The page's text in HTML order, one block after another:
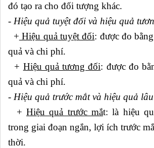
đó tạo ra cho đối tượng khác.
- Hiệu quả tuyệt đối và hiệu quả
+ Hiệu quả tuyệt đối: được đo
quả và chi phí.
+ Hiệu quả tương đối: được đo
quả và chi phí.
- Hiệu quả trước mắt và hiệu quả
+ Hiệu quả trước mắt: là hiệu
trong giai đoạn ngắn, lợi ích trước
thời.